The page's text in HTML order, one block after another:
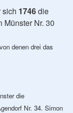
sich 1746die
Münster Nr. 30
denen drei das
die
Nr. 34. Simon